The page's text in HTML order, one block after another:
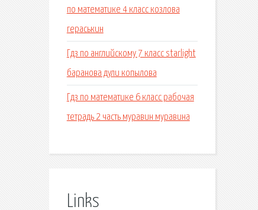
по математике 4 класс козлова
гераськин
Гдз по английскому 7 класс starlight
баранова дули копылова
Гдз по математике 6 класс рабочая
тетрадь 2 часть муравин муравина
Links